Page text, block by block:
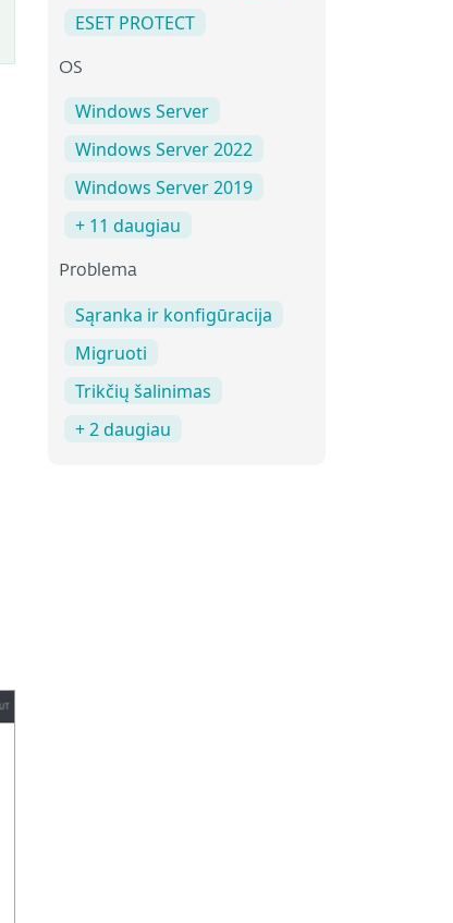
ESET PROTECT
OS
Windows Server
Windows Server 2022
Windows Server 2019
+ 11 daugiau
Problema
Sąranka ir konfigūracija
Migruoti
Trikčių šalinimas
+ 2 daugiau